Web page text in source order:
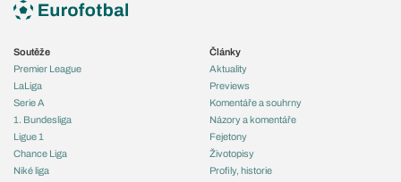
Soutěže
Premier League
LaLiga
Serie A
1. Bundesliga
Ligue 1
Chance Liga
Niké liga
Články
Aktuality
Previews
Komentáře a souhrny
Názory a komentáře
Fejetony
Životopisy
Profily, historie